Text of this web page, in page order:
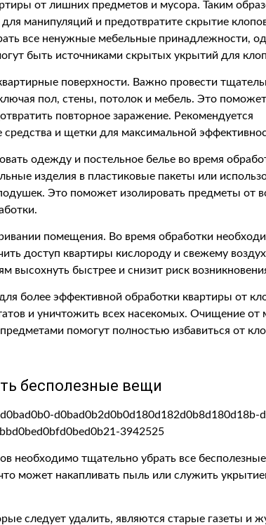
от лишних предметов и мусора. Таким
манипуляций и предотвратите скрытие
все ненужные мебельные принадлежности,
быть источниками скрытых укрытий для
поверхности. Важно провести
пол, стены, потолок и мебель. Это
повторное заражение. Рекомендуется
и щетки для максимальной
одежду и постельное белье во время
изделия в пластиковые пакеты или
Это поможет изолировать предметы от
помещения. Во время обработки
доступ квартиры кислороду и свежему
высохнуть быстрее и снизит риск
более эффективной обработки квартиры от
и уничтожить всех насекомых. Очищение от
помогут полностью избавиться от
бесполезные вещи
необходимо тщательно убрать все бесполезные
может накапливать пыль или служить
следует удалить, являются старые газеты и